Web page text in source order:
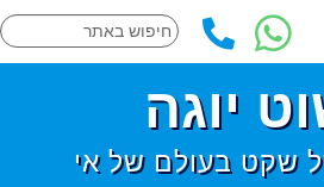
יוגה
שקט בעולם של אי